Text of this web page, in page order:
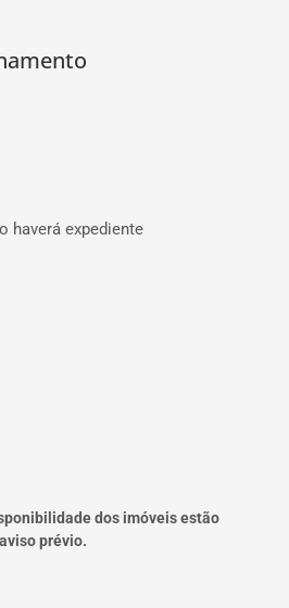
haverá expediente
dos imóveis estão
prévio.